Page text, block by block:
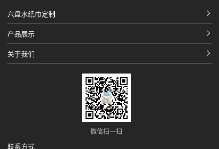
六盘水纸巾定制
产品展示
关于我们
微信扫一扫
联系方式